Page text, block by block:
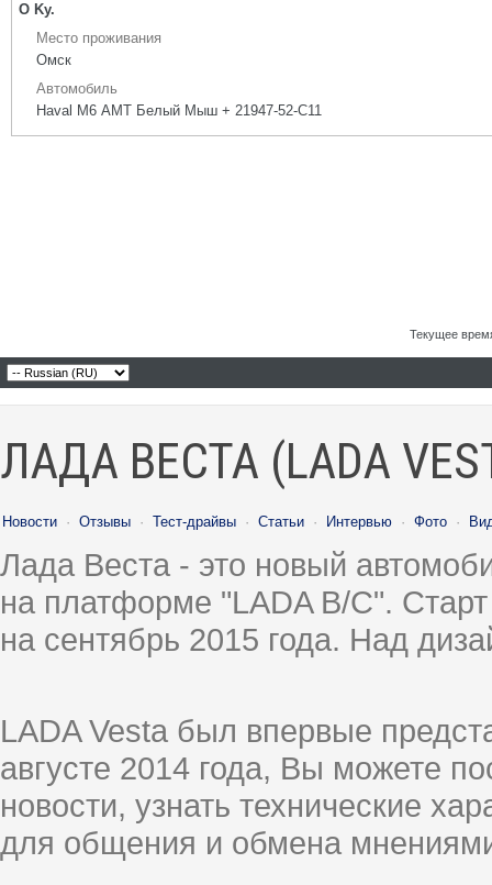
О Ky.
Место проживания
Омск
Автомобиль
Haval M6 АМТ Белый Мыш + 21947-52-С11
Текущее
ЛАДА ВЕСТА (LADA
Новости · Отзывы · Тест-драйвы · Статьи · Интервью · Фото ·
Лада Веста - это новый
на платформе "LADA B/C".
на сентябрь 2015 года. Над
LADA Vesta был впервые
августе 2014 года, Вы можете
новости, узнать технические
для общения и обмена